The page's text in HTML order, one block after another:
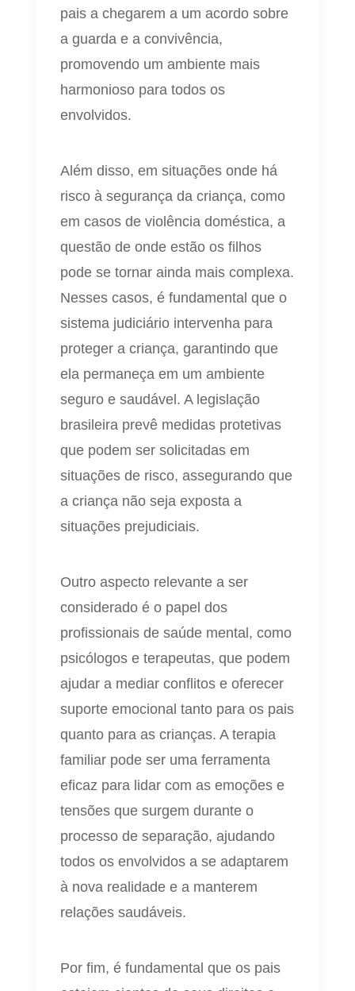
pais a chegarem a um acordo sobre
a guarda e a convivência,
promovendo um ambiente mais
harmonioso para todos os
envolvidos.
Além disso, em situações onde há
risco à segurança da criança, como
em casos de violência doméstica, a
questão de onde estão os filhos
pode se tornar ainda mais complexa.
Nesses casos, é fundamental que o
sistema judiciário intervenha para
proteger a criança, garantindo que
ela permaneça em um ambiente
seguro e saudável. A legislação
brasileira prevê medidas protetivas
que podem ser solicitadas em
situações de risco, assegurando que
a criança não seja exposta a
situações prejudiciais.
Outro aspecto relevante a ser
considerado é o papel dos
profissionais de saúde mental, como
psicólogos e terapeutas, que podem
ajudar a mediar conflitos e oferecer
suporte emocional tanto para os pais
quanto para as crianças. A terapia
familiar pode ser uma ferramenta
eficaz para lidar com as emoções e
tensões que surgem durante o
processo de separação, ajudando
todos os envolvidos a se adaptarem
à nova realidade e a manterem
relações saudáveis.
Por fim, é fundamental que os pais